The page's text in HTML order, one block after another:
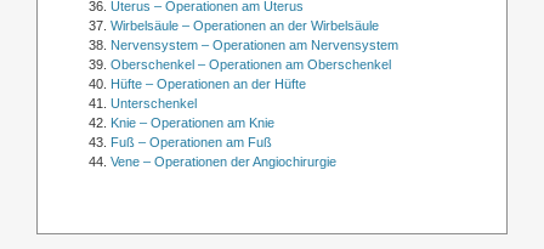
Uterus – Operationen am Uterus
Wirbelsäule – Operationen an der Wirbelsäule
Nervensystem – Operationen am Nervensystem
Oberschenkel – Operationen am Oberschenkel
Hüfte – Operationen an der Hüfte
Unterschenkel
Knie – Operationen am Knie
Fuß – Operationen am Fuß
Vene – Operationen der Angiochirurgie